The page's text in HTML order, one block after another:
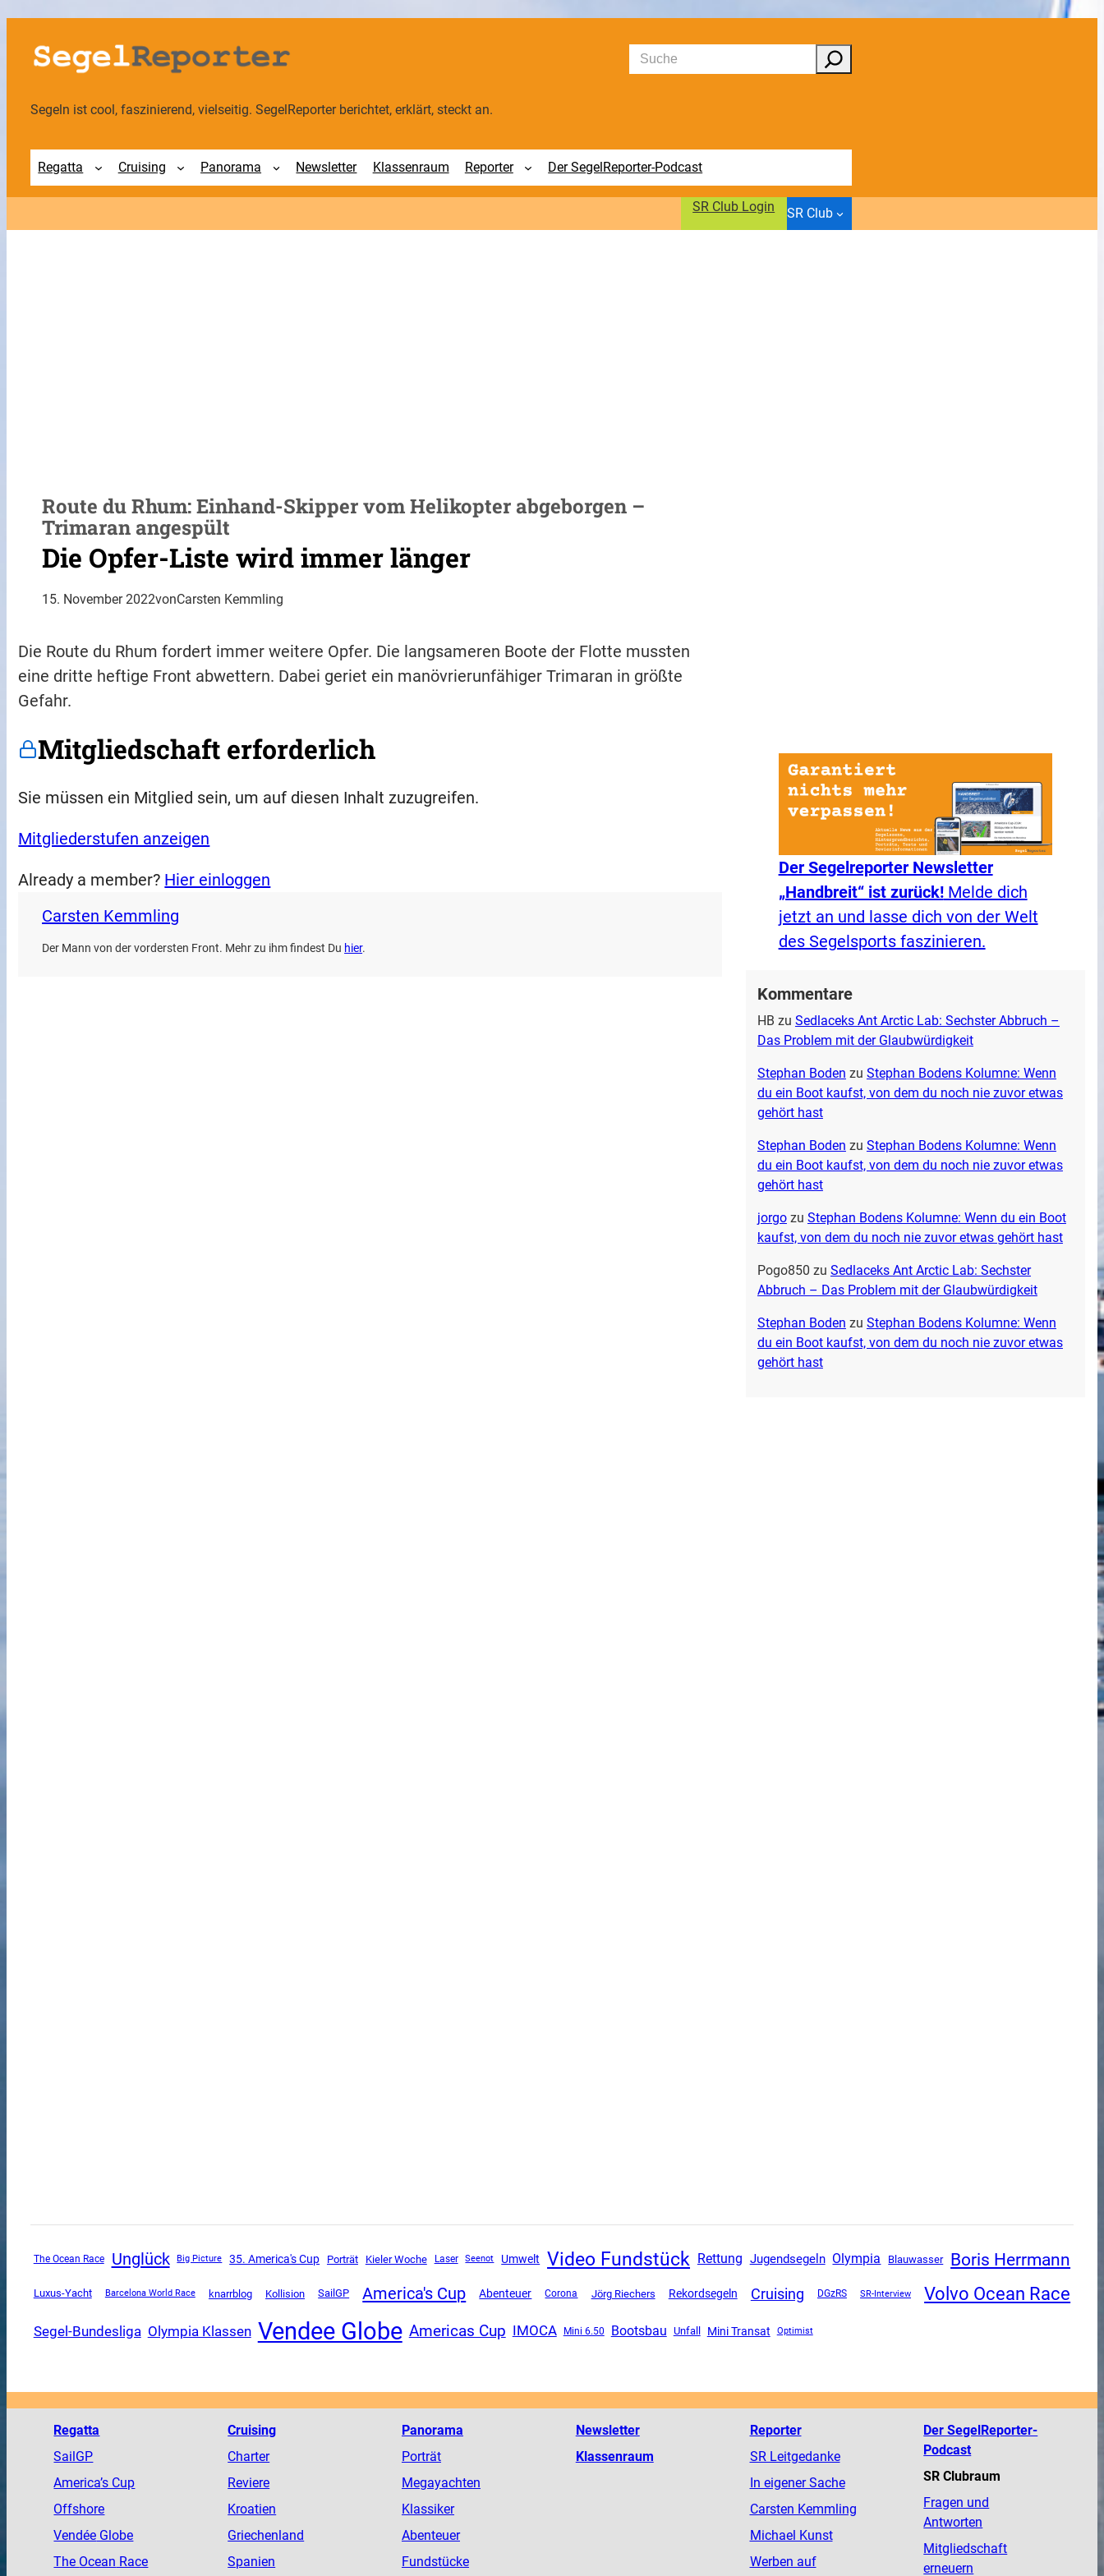
Zum
Inhalt
springen
Suchen
Segeln ist cool, faszinierend, vielseitig. SegelReporter berichtet, erklärt, steckt an.
Regatta Cruising Panorama Newsletter Klassenraum Reporter Der SegelReporter-Podcast
SR Club Login SR Club
Route du Rhum: Einhand-Skipper vom Helikopter abgeborgen –
Trimaran angespült
Die Opfer-Liste wird immer länger
15. November 2022vonCarsten Kemmling
Die Route du Rhum fordert immer weitere Opfer. Die langsameren Boote der Flotte mussten
eine dritte heftige Front abwettern. Dabei geriet ein manövrierunfähiger Trimaran in größte
Gefahr.
Mitgliedschaft erforderlich
Sie müssen ein Mitglied sein, um auf diesen Inhalt zuzugreifen.
Mitgliederstufen anzeigen
Already a member? Hier einloggen
Carsten Kemmling
Der Mann von der vordersten Front. Mehr zu ihm findest Du hier.
Der Segelreporter Newsletter
„Handbreit“ ist zurück!Melde dich
jetzt an und lasse dich von der Welt
des Segelsports faszinieren.
Kommentare
HB zu Sedlaceks Ant Arctic Lab: Sechster Abbruch –
Das Problem mit der Glaubwürdigkeit
Stephan Boden zu Stephan Bodens Kolumne: Wenn
du ein Boot kaufst, von dem du noch nie zuvor etwas
gehört hast
Stephan Boden zu Stephan Bodens Kolumne: Wenn
du ein Boot kaufst, von dem du noch nie zuvor etwas
gehört hast
jorgozu Stephan Bodens Kolumne: Wenn du ein Boot
kaufst, von dem du noch nie zuvor etwas gehört hast
Pogo850 zu Sedlaceks Ant Arctic Lab: Sechster
Abbruch – Das Problem mit der Glaubwürdigkeit
Stephan Boden zu Stephan Bodens Kolumne: Wenn
du ein Boot kaufst, von dem du noch nie zuvor etwas
gehört hast
The Ocean Race Unglück Big Picture 35. America's Cup Porträt Kieler Woche Laser Seenot Umwelt Video Fundstück Rettung Jugendsegeln Olympia Blauwasser Boris Herrmann
Luxus-Yacht Barcelona World Race knarrblog Kollision SailGP America's Cup Abenteuer Corona Jörg Riechers Rekordsegeln Cruising DGzRS SR-Interview Volvo Ocean Race
Segel-Bundesliga Olympia Klassen Vendee Globe Americas Cup IMOCA Mini 6.50 Bootsbau Unfall Mini Transat Optimist
Regatta
SailGP
America’s Cup
Offshore
Vendée Globe
The Ocean Race
Cruising
Charter
Reviere
Kroatien
Griechenland
Spanien
Panorama
Porträt
Megayachten
Klassiker
Abenteuer
Fundstücke
Newsletter
Klassenraum
Reporter
SR Leitgedanke
In eigener Sache
Carsten Kemmling
Michael Kunst
Werben auf
Der SegelReporter-
Podcast
SR Clubraum
Fragen und
Antworten
Mitgliedschaft
erneuern